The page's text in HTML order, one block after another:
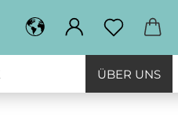
ÜBER UNS